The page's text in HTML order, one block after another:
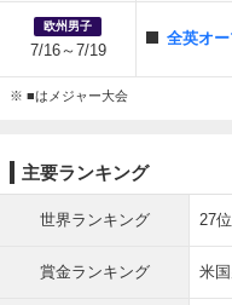
欧州男子
7/16～7/19
全英オ
※ ■はメジャー大会
主要ランキング
世界ランキング 27
賞金ランキング 米